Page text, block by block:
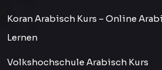
Koran Arabisch Kurs – Online
Lernen
Volkshochschule Arabisch Kurs